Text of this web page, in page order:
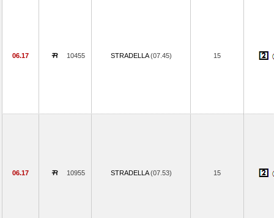
06.17 10455 STRADELLA(07.45) 15
06.17 10955 STRADELLA(07.53) 15